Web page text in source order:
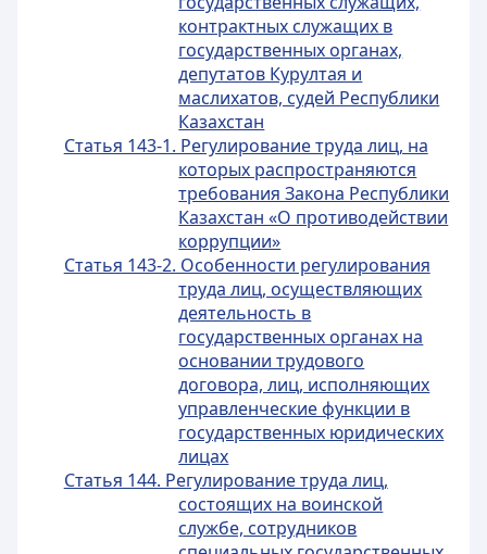
контрактных служащих в
государственных органах,
депутатов Курултая и
маслихатов, судей Республики
Казахстан
Статья 143-1. Регулирование труда лиц, на
которых распространяются
требования Закона Республики
Казахстан «О противодействии
коррупции»
Статья 143-2. Особенности регулирования
труда лиц, осуществляющих
деятельность в
государственных органах на
основании трудового
договора, лиц, исполняющих
управленческие функции в
государственных юридических
лицах
Статья 144. Регулирование труда лиц,
состоящих на воинской
службе, сотрудников